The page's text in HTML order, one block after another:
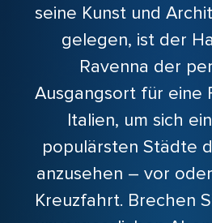
seine Kunst und
gelegen, ist der
Ravenna der
Ausgangsort für eine
Italien, um sich
populärsten Städte
anzusehen – vor
Kreuzfahrt. Brechen